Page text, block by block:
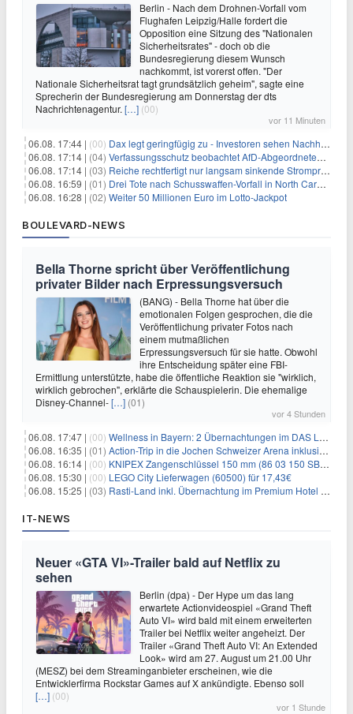
Berlin - Nach dem Drohnen-Vorfall vom
Flughafen Leipzig/Halle fordert die
Opposition eine Sitzung des "Nationalen
Sicherheitsrates" - doch ob die
Bundesregierung diesem Wunsch
nachkommt, ist vorerst offen. "Der
Nationale Sicherheitsrat tagt grundsätzlich geheim", sagte eine
Sprecherin der Bundesregierung am Donnerstag der dts
Nachrichtenagentur. […] (00)
vor 11 Minuten
06.08. 17:44 | (00) Dax legt geringfügig zu - Investoren sehen Nachholpotenzial
06.08. 17:14 | (04) Verfassungsschutz beobachtet AfD-Abgeordneten Nolte
06.08. 17:14 | (03) Reiche rechtfertigt nur langsam sinkende Strompreise
06.08. 16:59 | (01) Drei Tote nach Schusswaffen-Vorfall in North Carolina
06.08. 16:28 | (02) Weiter 50 Millionen Euro im Lotto-Jackpot
BOULEVARD-NEWS
Bella Thorne spricht über Veröffentlichung
privater Bilder nach Erpressungsversuch
(BANG) - Bella Thorne hat über die
emotionalen Folgen gesprochen, die die
Veröffentlichung privater Fotos nach
einem mutmaßlichen
Erpressungsversuch für sie hatte. Obwohl
ihre Entscheidung später eine FBI-
Ermittlung unterstützte, habe die öffentliche Reaktion sie "wirklich,
wirklich gebrochen", erklärte die Schauspielerin. Die ehemalige
Disney-Channel-[…] (01)
vor 4 Stunden
06.08. 17:47 | (00) Wellness in Bayern: 2 Übernachtungen im DAS LUDWIG Sports Resort inkl. HP + Wellness ab 174€ p.P.
06.08. 16:35 | (01) Action-Trip in die Jochen Schweizer Arena inklusive Premium Hotel und Frühstück ab 59€ p.P.
06.08. 16:14 | (00) KNIPEX Zangenschlüssel 150 mm (86 03 150 SB) für 35,99€
06.08. 15:30 | (00) LEGO City Lieferwagen (60500) für 17,43€
06.08. 15:25 | (03) Rasti-Land inkl. Übernachtung im Premium Hotel ab 69€ p.P.
IT-NEWS
Neuer «GTA VI»-Trailer bald auf Netflix zu
sehen
Berlin (dpa) - Der Hype um das lang
erwartete Actionvideospiel «Grand Theft
Auto VI» wird bald mit einem erweiterten
Trailer bei Netflix weiter angeheizt. Der
Trailer «Grand Theft Auto VI: An Extended
Look» wird am 27. August um 21.00 Uhr
(MESZ) bei dem Streaminganbieter erscheinen, wie die
Entwicklerfirma Rockstar Games auf X ankündigte. Ebenso soll
[…] (00)
vor 1 Stunde